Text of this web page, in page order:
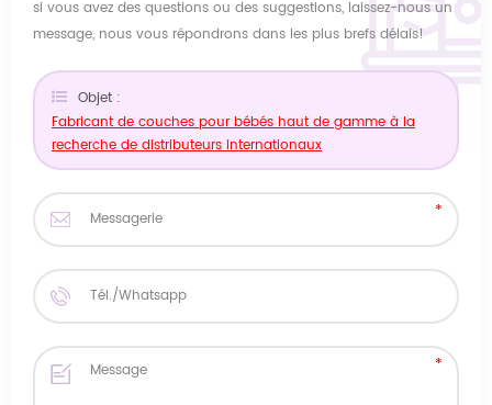
si vous avez des questions ou des suggestions, laissez-nous un
message, nous vous répondrons dans les plus brefs délais!
Objet :
Fabricant de couches pour bébés haut de gamme à la
recherche de distributeurs internationaux